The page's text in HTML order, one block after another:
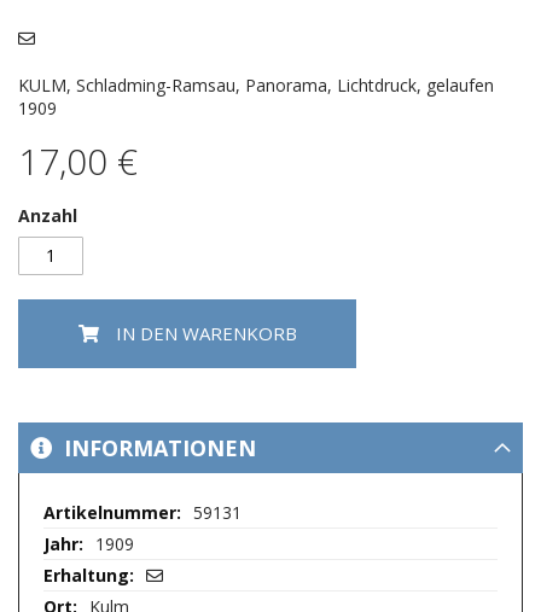
KULM, Schladming-Ramsau, Panorama, Lichtdruck, gelaufen
1909
17,00 €
Anzahl
IN DEN WARENKORB
springen
INFORMATIONEN
Mehr
59131
1909
Kulm